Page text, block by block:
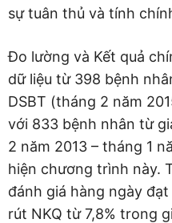
sự tuân thủ và tính
Đo lường và Kết quả
dữ liệu từ 398 bệnh
DSBT (tháng 2 năm
với 833 bệnh nhân từ
2 năm 2013 – tháng 1
hiện chương trình này.
đánh giá hàng ngày
rút NKQ từ 7,8% trong